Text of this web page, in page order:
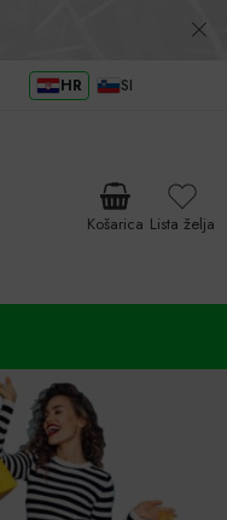
HR SI
Košarica Lista želja